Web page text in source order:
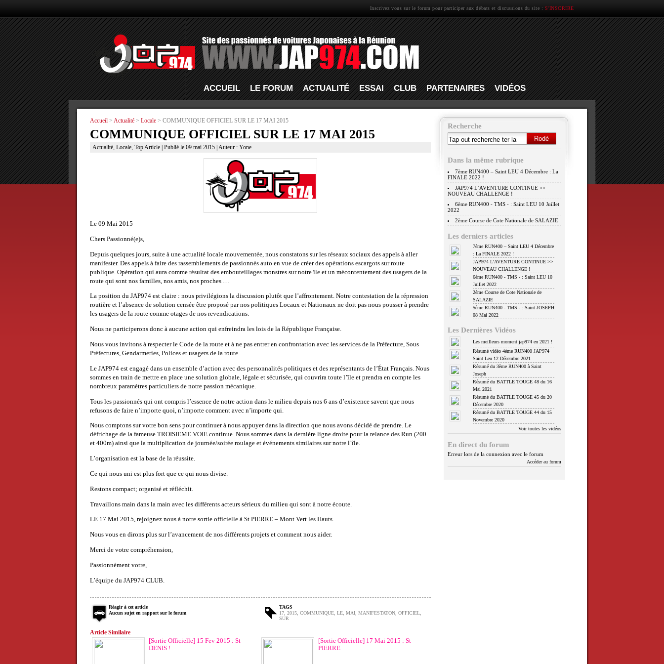
Inscrivez vous sur le forum pour participer aux débats et discussions du site : S'INSCRIRE
ACCUEIL LE FORUM ACTUALITÉ ESSAI CLUB PARTENAIRES VIDÉOS
Accueil > Actualité > Locale > COMMUNIQUE OFFICIEL SUR LE 17 MAI 2015
COMMUNIQUE OFFICIEL SUR LE 17 MAI 2015
Actualité, Locale, Top Article| Publié le 09 mai 2015 | Auteur : Yone
Le 09 Mai 2015
Chers Passionné(e)s,
Depuis quelques jours, suite à une actualité locale mouvementée, nous constatons sur les réseaux sociaux des appels à aller
manifester. Des appels à faire des rassemblements de passionnés auto en vue de créer des opérations escargots sur route
publique. Opération qui aura comme résultat des embouteillages monstres sur notre île et un mécontentement des usagers de la
route qui sont nos familles, nos amis, nos proches …
La position du JAP974 est claire : nous privilégions la discussion plutôt que l’affrontement. Notre contestation de la répression
routière et l’absence de solution censée être proposé par nos politiques Locaux et Nationaux ne doit pas nous pousser à prendre
les usagers de la route comme otages de nos revendications.
Nous ne participerons donc à aucune action qui enfreindra les lois de la République Française.
Nous vous invitons à respecter le Code de la route et à ne pas entrer en confrontation avec les services de la Préfecture, Sous
Préfectures, Gendarmeries, Polices et usagers de la route.
Le JAP974 est engagé dans un ensemble d’action avec des personnalités politiques et des représentants de l’État Français. Nous
sommes en train de mettre en place une solution globale, légale et sécurisée, qui couvrira toute l’île et prendra en compte les
nombreux paramètres particuliers de notre passion mécanique.
Tous les passionnés qui ont compris l’essence de notre action dans le milieu depuis nos 6 ans d’existence savent que nous
refusons de faire n’importe quoi, n’importe comment avec n’importe qui.
Nous comptons sur votre bon sens pour continuer à nous appuyer dans la direction que nous avons décidé de prendre. Le
défrichage de la fameuse TROISIEME VOIE continue. Nous sommes dans la dernière ligne droite pour la relance des Run (200
et 400m) ainsi que la multiplication de journée/soirée roulage et événements similaires sur notre l’île.
L’organisation est la base de la réussite.
Ce qui nous uni est plus fort que ce qui nous divise.
Restons compact; organisé et réfléchit.
Travaillons main dans la main avec les différents acteurs sérieux du milieu qui sont à notre écoute.
LE 17 Mai 2015, rejoignez nous à notre sortie officielle à St PIERRE – Mont Vert les Hauts.
Nous vous en dirons plus sur l’avancement de nos différents projets et comment nous aider.
Merci de votre compréhension,
Passionnément votre,
L’équipe du JAP974 CLUB.
Réagir à cet article
Aucun sujet en rapport sur le forum
TAGS
17 2015 COMMUNIQUE LE MAI MANIFESTATON OFFICIEL
SUR
Article Similaire
[Sortie Officielle] 15 Fev 2015 : St
DENIS !
[Sortie Officielle] 17 Mai 2015 : St
PIERRE
Recherche
Dans la même rubrique
7ème RUN400 – Saint LEU 4 Décembre : La
FINALE 2022 !
JAP974 L’AVENTURE CONTINUE >>
NOUVEAU CHALLENGE !
6ème RUN400 - TMS - : Saint LEU 10 Juillet
2022
2ème Course de Cote Nationale de SALAZIE
Les derniers articles
7ème RUN400 – Saint LEU 4 Décembre
: La FINALE 2022 !
JAP974 L’AVENTURE CONTINUE >>
NOUVEAU CHALLENGE !
6ème RUN400 - TMS - : Saint LEU 10
Juillet 2022
2ème Course de Cote Nationale de
SALAZIE
5ème RUN400 - TMS - : Saint JOSEPH
08 Mai 2022
Les Dernières Vidéos
Les meilleurs moment jap974 en 2021 !
Résumé vidéo 4ème RUN400 JAP974
Saint Leu 12 Décembre 2021
Résumé du 3ème RUN400 à Saint
Joseph
Résumé du BATTLE TOUGE 48 du 16
Mai 2021
Résumé du BATTLE TOUGE 45 du 20
Décembre 2020
Résumé du BATTLE TOUGE 44 du 15
Novembre 2020
Voir toutes les vidéos
En direct du forum
Erreur lors de la connexion avec le forum
Accéder au forum